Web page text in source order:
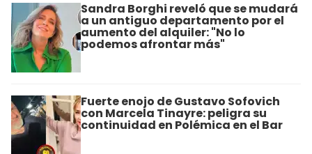
Sandra Borghi reveló que se mudará
a un antiguo departamento por el
aumento del alquiler: "No lo
podemos afrontar más"
Fuerte enojo de Gustavo Sofovich
con Marcela Tinayre: peligra su
continuidad en Polémica en el Bar